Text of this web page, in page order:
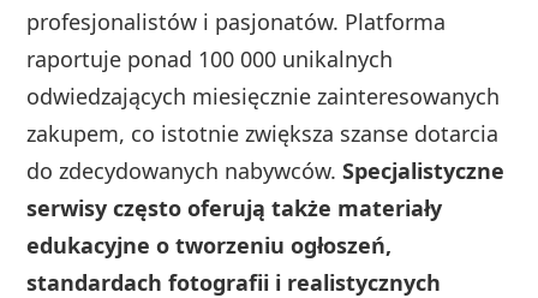
profesjonalistów i pasjonatów. Platforma
raportuje ponad 100 000 unikalnych
odwiedzających miesięcznie zainteresowanych
zakupem, co istotnie zwiększa szanse dotarcia
do zdecydowanych nabywców.Specjalistyczne
serwisy często oferują także materiały
edukacyjne o tworzeniu ogłoszeń,
standardach fotografii i realistycznych